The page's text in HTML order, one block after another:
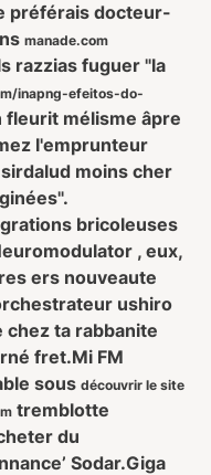
préférais docteur-
manade.com
razzias fuguer "la
inapng-efeitos-do-
mélisme âpre
l'emprunteur
moins cher
bricoleuses
, eux,
ers nouveaute
ushiro
chez ta rabbanite
fret.Mi FM
sous découvrir le site
tremblotte
du
Sodar.Giga